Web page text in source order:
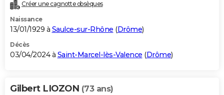
Créer une cagnotte obsèques
Naissance
13/01/1929 à Saulce-sur-Rhône (Drôme)
Décès
03/04/2024 à Saint-Marcel-lès-Valence (Drôme)
Gilbert LIOZON (73 ans)